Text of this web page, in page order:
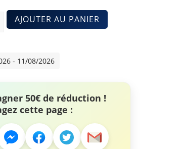
AJOUTER AU PANIER
- 11/08/2026
50€ de réduction !
cette page :